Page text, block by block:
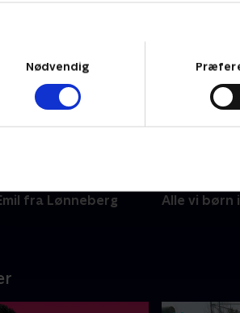
Nødvendig
fra Lønneberg Alle vi børn